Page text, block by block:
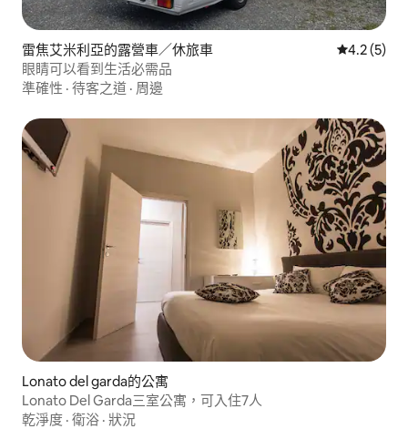
雷焦艾米利亞的露營車／休旅車 從 5 則評
4.2 (5)
眼睛可以看到生活必需品
準確性 · 待客之道 · 周邊
Lonato del garda的公寓
Lonato Del Garda三室公寓，可入住7人
乾淨度 · 衛浴 · 狀況